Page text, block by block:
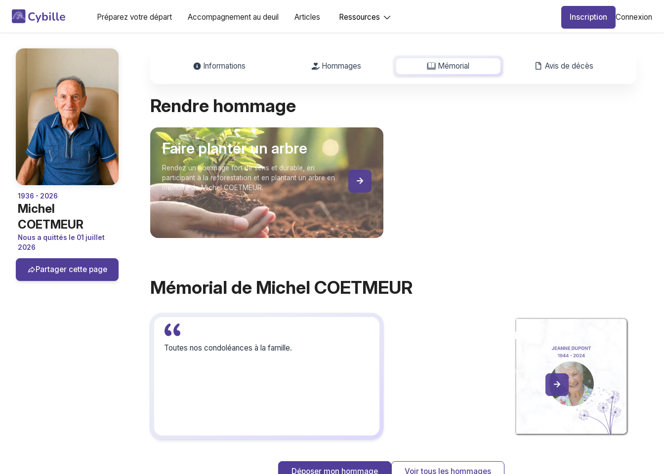
Préparez votre départ Accompagnement au deuil Articles Ressources Inscription Connexion
1936 - 2026
Michel
COETMEUR
Nous a quittés le 01 juillet
2026
Partager cette page
Informations Hommages Mémorial Avis de décès
-
Rendre hommage
Faire planter un arbre
Rendez un hommage fort de sens et durable, en
participant à la reforestation et en plantant un arbre en
mémoire de Michel COETMEUR.
Mémorial de Michel COETMEUR
Toutes nos condoléances à la famille.
Créez un album
Créez un album collaboratif en réunissant
Déposer mon hommage Voir tous les hommages